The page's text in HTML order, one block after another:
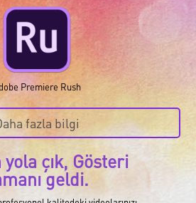
Premiere Rush
fazla bilgi
çık, Gösteri
geldi.